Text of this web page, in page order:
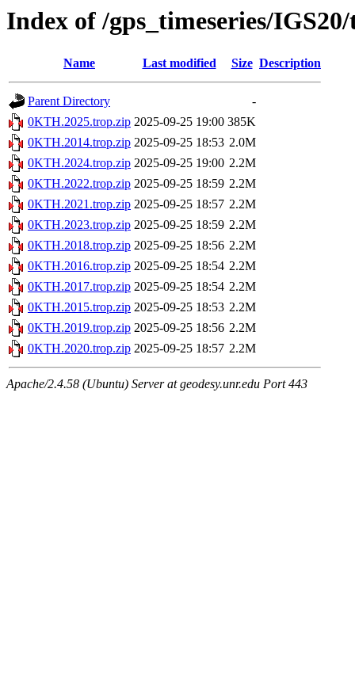
Index of /gps_timeseries/
Name Last modified Size Description
Parent Directory
-
0KTH.2025.trop.zip 2025-09-25 19:00 385K
0KTH.2014.trop.zip 2025-09-25 18:53 2.0M
0KTH.2024.trop.zip 2025-09-25 19:00 2.2M
0KTH.2022.trop.zip 2025-09-25 18:59 2.2M
0KTH.2021.trop.zip 2025-09-25 18:57 2.2M
0KTH.2023.trop.zip 2025-09-25 18:59 2.2M
0KTH.2018.trop.zip 2025-09-25 18:56 2.2M
0KTH.2016.trop.zip 2025-09-25 18:54 2.2M
0KTH.2017.trop.zip 2025-09-25 18:54 2.2M
0KTH.2015.trop.zip 2025-09-25 18:53 2.2M
0KTH.2019.trop.zip 2025-09-25 18:56 2.2M
0KTH.2020.trop.zip 2025-09-25 18:57 2.2M
Apache/2.4.58 (Ubuntu) Server at geodesy.unr.edu Port 443